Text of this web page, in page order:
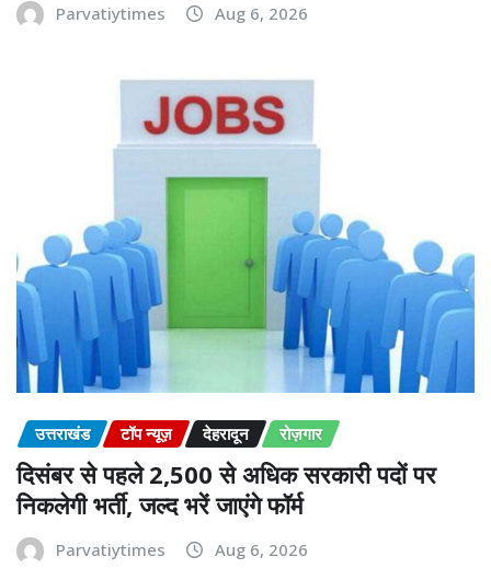
Parvatiytimes Aug 6, 2026
उत्तराखंड टॉप न्यूज़ देहरादून रोज़गार
दिसंबर से पहले 2,500 से अधिक सरकारी पदों पर
निकलेगी भर्ती, जल्द भरें जाएंगे फॉर्म
Parvatiytimes Aug 6, 2026